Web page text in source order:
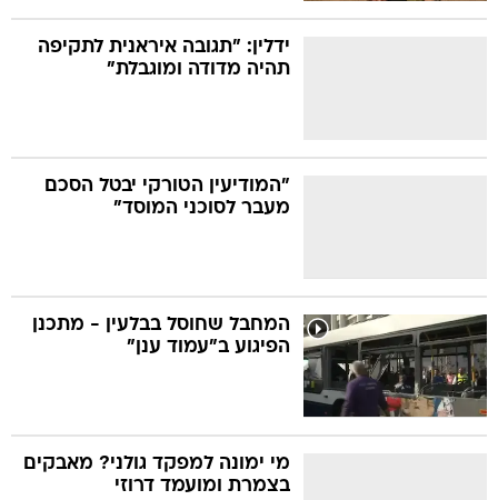
ידלין: "תגובה איראנית לתקיפה
תהיה מדודה ומוגבלת"
"המודיעין הטורקי יבטל הסכם
מעבר לסוכני המוסד"
המחבל שחוסל בבלעין - מתכנן
הפיגוע ב"עמוד ענן"
מי ימונה למפקד גולני? מאבקים
בצמרת ומועמד דרוזי